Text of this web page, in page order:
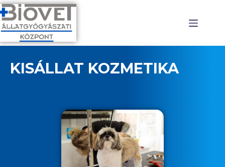
KISÁLLAT KOZMETIKA